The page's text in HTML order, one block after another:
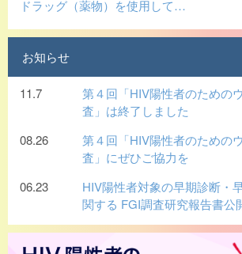
ドラッグ（薬物）を使用して…
お知らせ
11.7
第４回「HIV陽性者のための
査」は終了しました
08.26
第４回「HIV陽性者のための
査」にぜひご協力を
06.23
HIV陽性者対象の早期診断・
関する FGI調査研究報告書公